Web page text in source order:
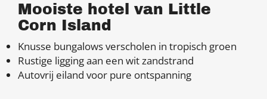
Mooiste hotel van Little
Corn Island
Knusse bungalows verscholen in tropisch groen
Rustige ligging aan een wit zandstrand
Autovrij eiland voor pure ontspanning